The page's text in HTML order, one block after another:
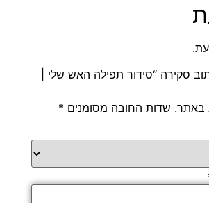
סקירה “סידור תפילה האש שלי |
באתר. שדות החובה מסומנים *